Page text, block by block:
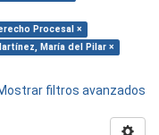
Procesal ×
María del Pilar ×
filtros avanzados